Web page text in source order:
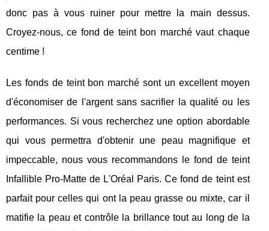
donc pas à vous ruiner pour mettre la main dessus.
Croyez-nous, ce fond de teint bon marché vaut chaque
centime !
Les fonds de teint bon marché sont un excellent moyen
d'économiser de l'argent sans sacrifier la qualité ou les
performances. Si vous recherchez une option abordable
qui vous permettra d'obtenir une peau magnifique et
impeccable, nous vous recommandons le fond de teint
Infallible Pro-Matte de L'Oréal Paris. Ce fond de teint est
parfait pour celles qui ont la peau grasse ou mixte, car il
matifie la peau et contrôle la brillance tout au long de la